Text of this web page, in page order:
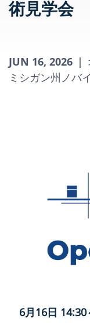
術見学会
JUN 16, 2026 |
ミシガン州ノバイ
6月16日 14:30